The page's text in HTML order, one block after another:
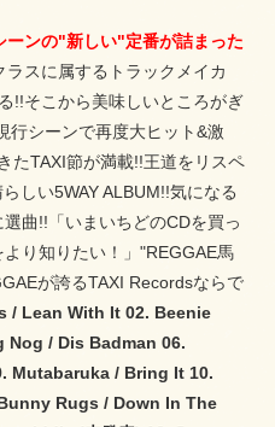
ンの"新しい"定番が詰まった
スに属するトラックメイカ
!!そこから美味しいところがぎ
行シーンで再度大ヒット&激
たTAXI節が満載!!王道をリスペ
しい5WAY ALBUM!!気になる
曲!!「いまいちどのCDを買っ
り知りたい！」"REGGAE馬
が誇るTAXI Recordsならで
/ Lean With It 02. Beenie
/ Dis Badman 06.
Mutabaruka / Bring It 10.
Rugs / Down In The